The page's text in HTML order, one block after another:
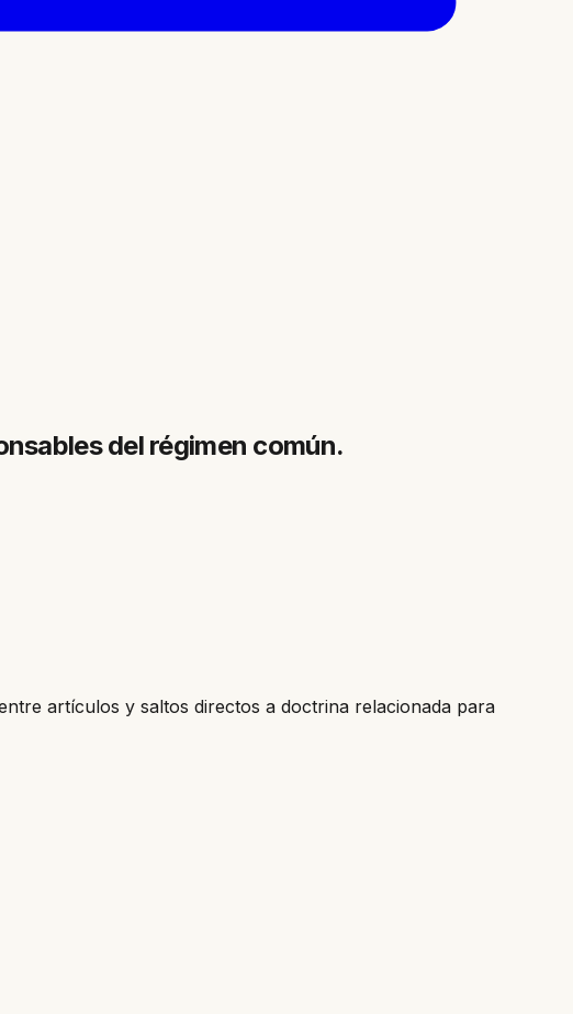
del régimen común.
artículos y saltos directos a doctrina relacionada para